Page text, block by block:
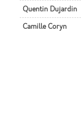
Quentin Dujardin
Camille Coryn